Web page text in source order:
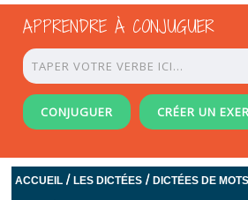
APPRENDRE À CONJUGUER
CONJUGUER CRÉER UN
ACCUEIL /LES DICTÉES /DICTÉES DE MOTS